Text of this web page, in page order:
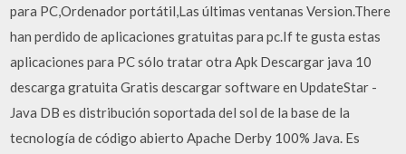
para PC,Ordenador portátil,Las últimas ventanas Version.There
han perdido de aplicaciones gratuitas para pc.If te gusta estas
aplicaciones para PC sólo tratar otra Apk Descargar java 10
descarga gratuita Gratis descargar software en UpdateStar -
Java DB es distribución soportada del sol de la base de la
tecnología de código abierto Apache Derby 100% Java. Es